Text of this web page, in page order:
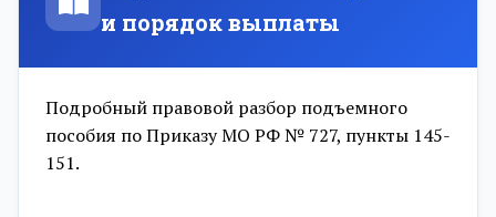
и порядок выплаты
Подробный правовой разбор подъемного
пособия по Приказу МО РФ № 727, пункты 145-
151.